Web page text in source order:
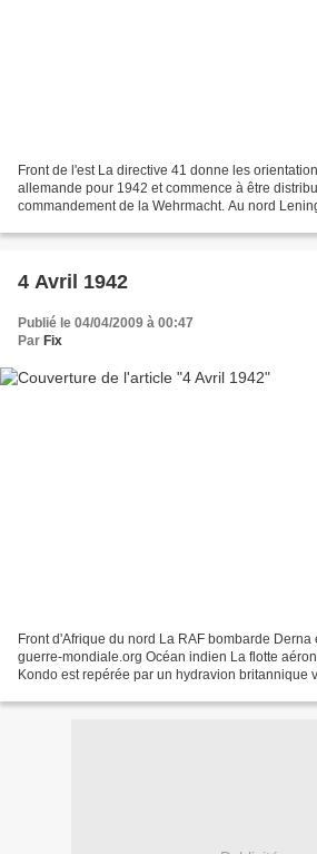
Front de l'est La directive 41 donne les
allemande pour 1942 et commence à être
commandement de la Wehrmacht. Au nord
4 Avril 1942
Publié le 04/04/2009 à 00:47
Par Fix
Front d'Afrique du nord La RAF bombarde Derna
guerre-mondiale.org Océan indien La flotte
Kondo est repérée par un hydravion britannique